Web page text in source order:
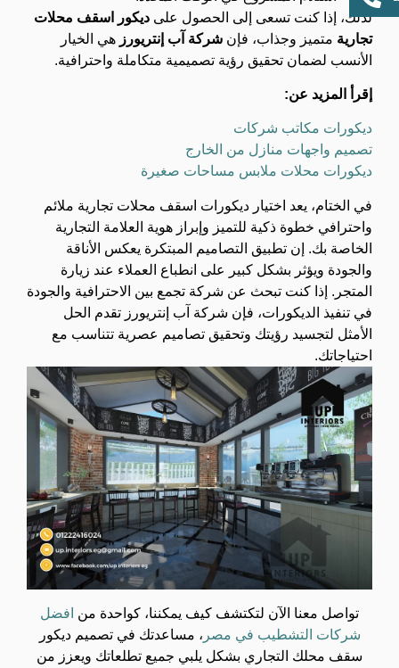
لذلك، إذا كنت تسعى إلى الحصول على ديكور اسقف محلات
تجارية متميز وجذاب، فإن شركة آب إنتريورز هي الخيار
الأنسب لضمان تحقيق رؤية تصميمية متكاملة واحترافية.
إقرأ المزيد عن:
ديكورات مكاتب شركات
تصميم واجهات منازل من الخارج
ديكورات محلات ملابس مساحات صغيرة
في الختام، يعد اختيار ديكورات اسقف محلات تجارية ملائم
واحترافي خطوة ذكية للتميز وإبراز هوية العلامة التجارية
الخاصة بك. إن تطبيق التصاميم المبتكرة يعكس الأناقة
والجودة ويؤثر بشكل كبير على انطباع العملاء عند زيارة
المتجر. إذا كنت تبحث عن شركة تجمع بين الاحترافية والجودة
في تنفيذ الديكورات، فإن شركة آب إنتريورز تقدم الحل
الأمثل لتجسيد رؤيتك وتحقيق تصاميم عصرية تتناسب مع
احتياجاتك.
تواصل معنا الآن لتكتشف كيف يمكننا، كواحدة من افضل
شركات التشطيب في مصر ، مساعدتك في تصميم ديكور
سقف محلك التجاري بشكل يلبي جميع تطلعاتك ويعزز من